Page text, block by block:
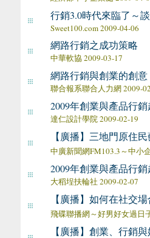
行銷3.0時代來臨了～
Sweet100.com 2009-04-06
網路行銷之成功策略
中華軟協 2009-03-17
網路行銷與創業的創意
聯合報系聯合人力網 2009-
2009年創業與產品行
達仁設計學院 2009-02-19
【廣播】三地門原住
中廣新聞網FM103.3～中小
2009年創業與產品行
大稻埕扶輪社 2009-02-07
【廣播】如何在社交
飛碟聯播網～好男好女過日
【廣播】創業、行銷